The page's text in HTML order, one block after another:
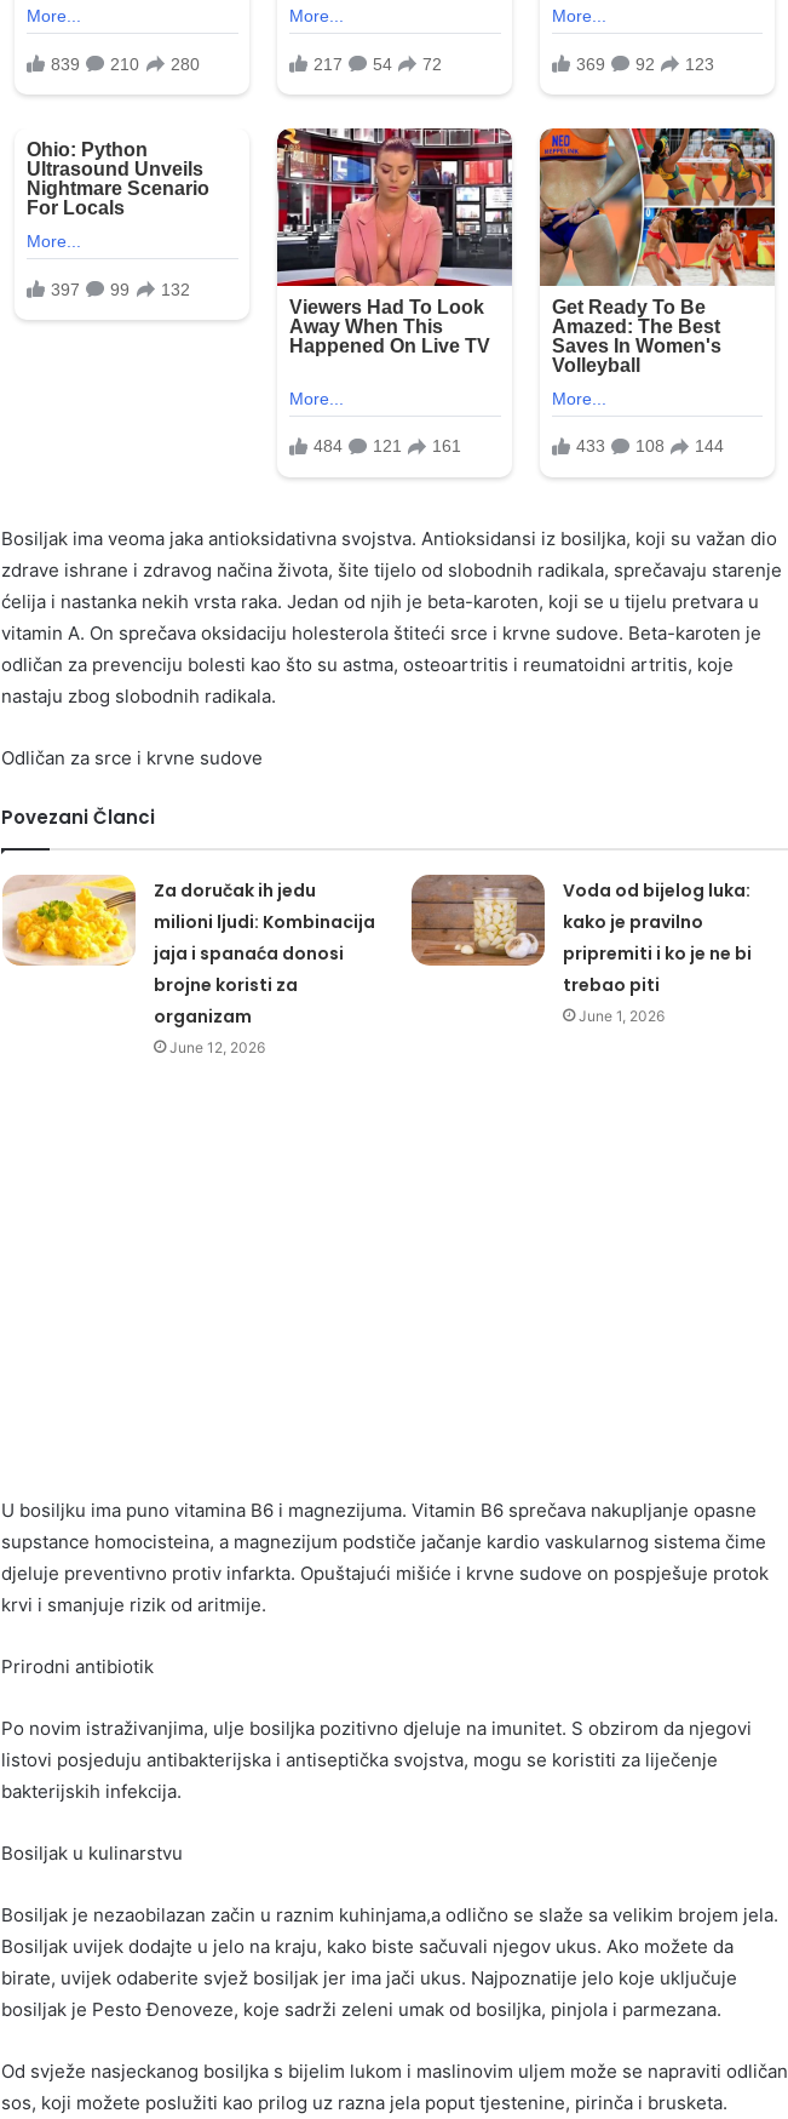
Bosiljak ima veoma jaka antioksidativna svojstva. Antioksidansi iz bosiljka, koji su važan dio
zdrave ishrane i zdravog načina života, šite tijelo od slobodnih radikala, sprečavaju starenje
ćelija i nastanka nekih vrsta raka. Jedan od njih je beta-karoten, koji se u tijelu pretvara u
vitamin A. On sprečava oksidaciju holesterola štiteći srce i krvne sudove. Beta-karoten je
odličan za prevenciju bolesti kao što su astma, osteoartritis i reumatoidni artritis, koje
nastaju zbog slobodnih radikala.
Odličan za srce i krvne sudove
Povezani Članci
Za doručak ih jedu
milioni ljudi: Kombinacija
jaja i spanaća donosi
brojne koristi za
organizam
June 12, 2026
Voda od bijelog luka:
kako je pravilno
pripremiti i ko je ne bi
trebao piti
June 1, 2026
U bosiljku ima puno vitamina B6 i magnezijuma. Vitamin B6 sprečava nakupljanje opasne
supstance homocisteina, a magnezijum podstiče jačanje kardio vaskularnog sistema čime
djeluje preventivno protiv infarkta. Opuštajući mišiće i krvne sudove on pospješuje protok
krvi i smanjuje rizik od aritmije.
Prirodni antibiotik
Po novim istraživanjima, ulje bosiljka pozitivno djeluje na imunitet. S obzirom da njegovi
listovi posjeduju antibakterijska i antiseptička svojstva, mogu se koristiti za liječenje
bakterijskih infekcija.
Bosiljak u kulinarstvu
Bosiljak je nezaobilazan začin u raznim kuhinjama,a odlično se slaže sa velikim brojem jela.
Bosiljak uvijek dodajte u jelo na kraju, kako biste sačuvali njegov ukus. Ako možete da
birate, uvijek odaberite svjež bosiljak jer ima jači ukus. Najpoznatije jelo koje uključuje
bosiljak je Pesto Đenoveze, koje sadrži zeleni umak od bosiljka, pinjola i parmezana.
Od svježe nasjeckanog bosiljka s bijelim lukom i maslinovim uljem može se napraviti odličan
sos, koji možete poslužiti kao prilog uz razna jela poput tjestenine, pirinča i brusketa.